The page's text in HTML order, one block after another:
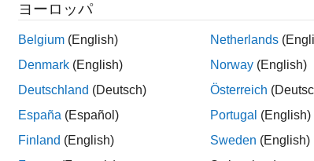
isdeployedは、関数が を使用し
プロイ モードで実行されるアプリケーションは、
Compiler™を使用して、MATLAB セッション外
ヨーロッパ
Belgium (English)
Denmark (English)
Deutschland (Deutsch)
España (Español)
Finland (English)
Netherlands
Norway (English)
Österreich
Portugal (English)
Sweden (English)